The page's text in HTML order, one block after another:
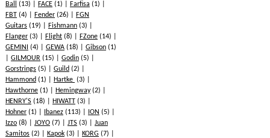
Ball
(13) FACE (1) Farfisa (1)
FBT (4) Fender (26)
FGN
Guitars (19) Fishmann (3)
Flanger (3) Flight (8) FZone (14)
GEMINI
(4) GEWA (18) Gibson (1)
GILMOUR (15) Godin (5)
Gorstrings (5) Guild (2)
Hammond (1) Hartke (3)
Hawthorne (1) Hemingway(2)
HENRY'S (18) HIWATT (3)
Hohner (1) Ibanez (113) ION (5)
Izzo (8) JOYO (7) JTS (3)
Juan
Samitos (2) Kapok (3) KORG (7)